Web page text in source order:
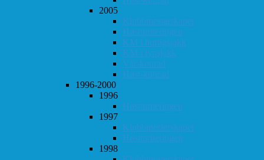
2005
Klubbmesterskapet
Høstturneringen
KM i hurtigsjakk
KM i lynsjakk
Vår-konrad
Høst-konrad
1996-2000
1996
Høstturneringen
1997
Klubbmesterskapet
Høstturneringen
1998